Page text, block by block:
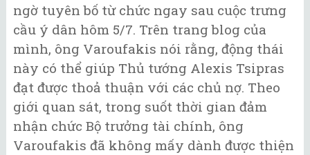
ngờ tuyên bố từ chức ngay sau cuộc trưng
cầu ý dân hôm 5/7. Trên trang blog của
mình, ông Varoufakis nói rằng, động thái
này có thể giúp Thủ tướng Alexis Tsipras
đạt được thoả thuận với các chủ nợ. Theo
giới quan sát, trong suốt thời gian đảm
nhận chức Bộ trưởng tài chính, ông
Varoufakis đã không mấy dành được thiện